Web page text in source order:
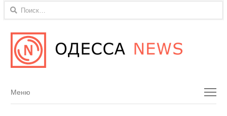
Найти:
Menu
Меню